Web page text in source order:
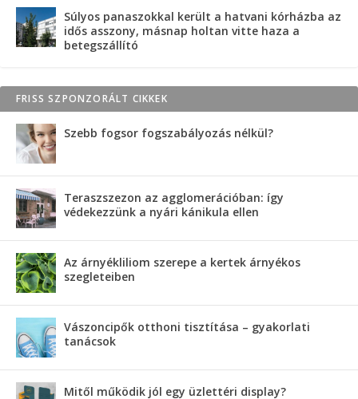
Súlyos panaszokkal került a hatvani kórházba az
idős asszony, másnap holtan vitte haza a
betegszállító
FRISS SZPONZORÁLT CIKKEK
Szebb fogsor fogszabályozás nélkül?
Teraszszezon az agglomerációban: így
védekezzünk a nyári kánikula ellen
Az árnyékliliom szerepe a kertek árnyékos
szegleteiben
Vászoncipők otthoni tisztítása – gyakorlati
tanácsok
Mitől működik jól egy üzlettéri display?